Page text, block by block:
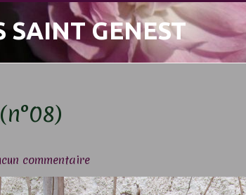
SAINT GENEST
commentaire